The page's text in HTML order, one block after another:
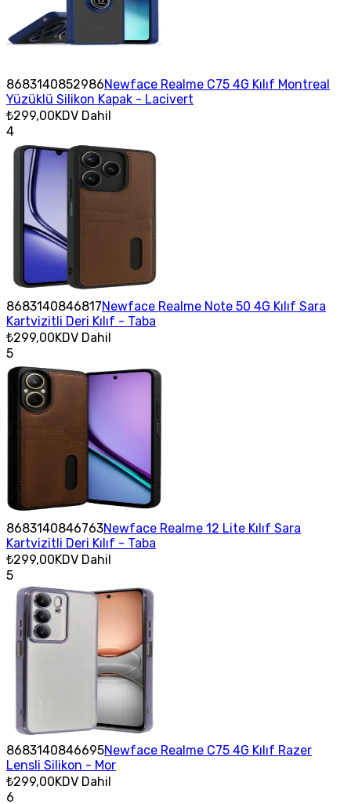
8683140852986Newface Realme C75 4G Kılıf Montreal
Yüzüklü Silikon Kapak - Lacivert
₺299,00KDV Dahil
4
8683140846817Newface Realme Note 50 4G Kılıf Sara
Kartvizitli Deri Kılıf - Taba
₺299,00KDV Dahil
5
8683140846763Newface Realme 12 Lite Kılıf Sara
Kartvizitli Deri Kılıf - Taba
₺299,00KDV Dahil
5
8683140846695Newface Realme C75 4G Kılıf Razer
Lensli Silikon - Mor
₺299,00KDV Dahil
6